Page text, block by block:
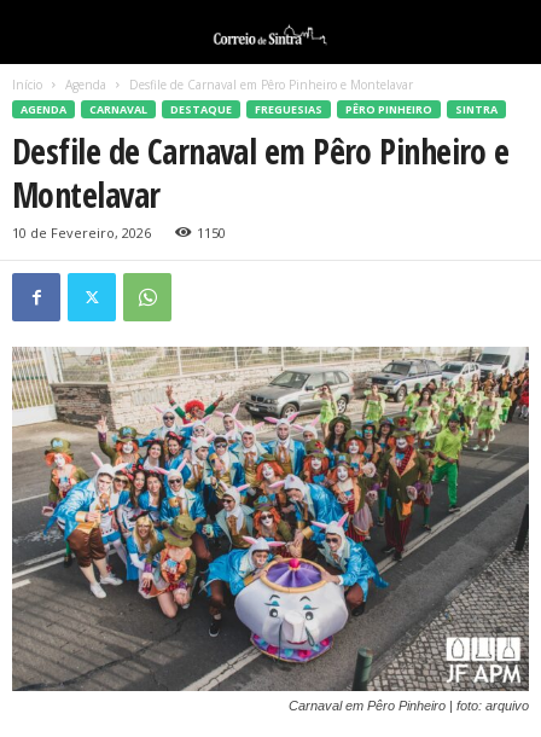
Início Agenda Desfile de Carnaval em Pêro Pinheiro e Montelavar
AGENDA CARNAVAL DESTAQUE FREGUESIAS PÊRO PINHEIRO SINTRA
Desfile de Carnaval em Pêro Pinheiro e
Montelavar
10 de Fevereiro, 2026 1150
Carnaval em Pêro Pinheiro | foto: arquivo